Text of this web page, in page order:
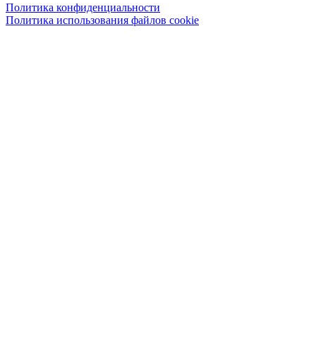
Политика конфиденциальности
Политика использования файлов cookie